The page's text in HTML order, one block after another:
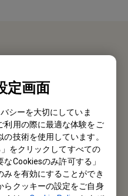
定画面
シーを大切にしていま
利用の際に最適な体験をご
技術を使用しています。
をクリックしてすべての
Cookiesのみ許可する」
みを有効にすることができ
らクッキーの設定をご自身
ていただきます。
わせ
登録